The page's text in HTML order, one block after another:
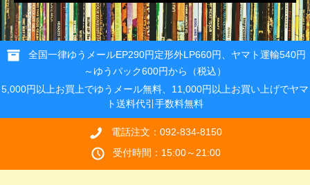
全国一律ゆうメールEP290円定形外LP660円、ヤマト運輸540円
～ゆうパック600円から（税込）
5,000円以上お買上でゆうメール無料、11,000円以上お買い上げでヤマ
ト送料代引手数料無料
電話注文：092-834-8150
受付時間：15:00～21:00